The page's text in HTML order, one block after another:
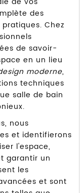
des
Chez
de savoir-
en un lieu
moderne,
techniques
salle de bain
nous
et identifierons
l'espace,
garantir un
les
et sont